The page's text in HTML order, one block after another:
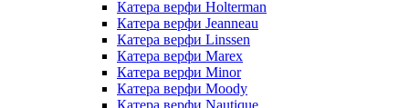
Катера верфи Holterman
Катера верфи Jeanneau
Катера верфи Linssen
Катера верфи Marex
Катера верфи Minor
Катера верфи Moody
Катера верфи Nautique